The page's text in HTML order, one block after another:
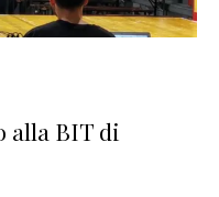
alla BIT di